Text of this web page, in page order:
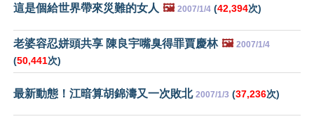
這是個給世界帶來災難的女人 🖼️ 2007/1/4 (42,394次)
老婆容忍姘頭共享 陳良宇嘴臭得罪賈慶林 🖼️ 2007/1/4
(50,441次)
最新動態！江暗算胡錦濤又一次敗北 2007/1/3 (37,236次)